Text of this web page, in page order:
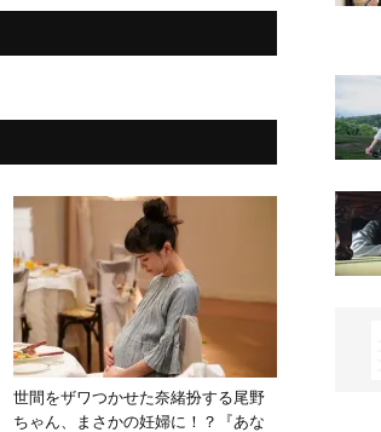
世間をザワつかせた奈緒扮する尾野
ちゃん、まさかの妊婦に！？『あな